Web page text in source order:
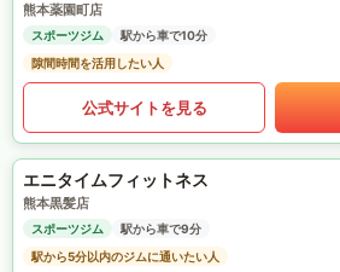
熊本薬園町店
スポーツジム
駅から車で10分
隙間時間を活用したい人
公式サイトを見る
エニタイムフィットネス
熊本黒髪店
スポーツジム
駅から車で9分
駅から5分以内のジムに通いたい人